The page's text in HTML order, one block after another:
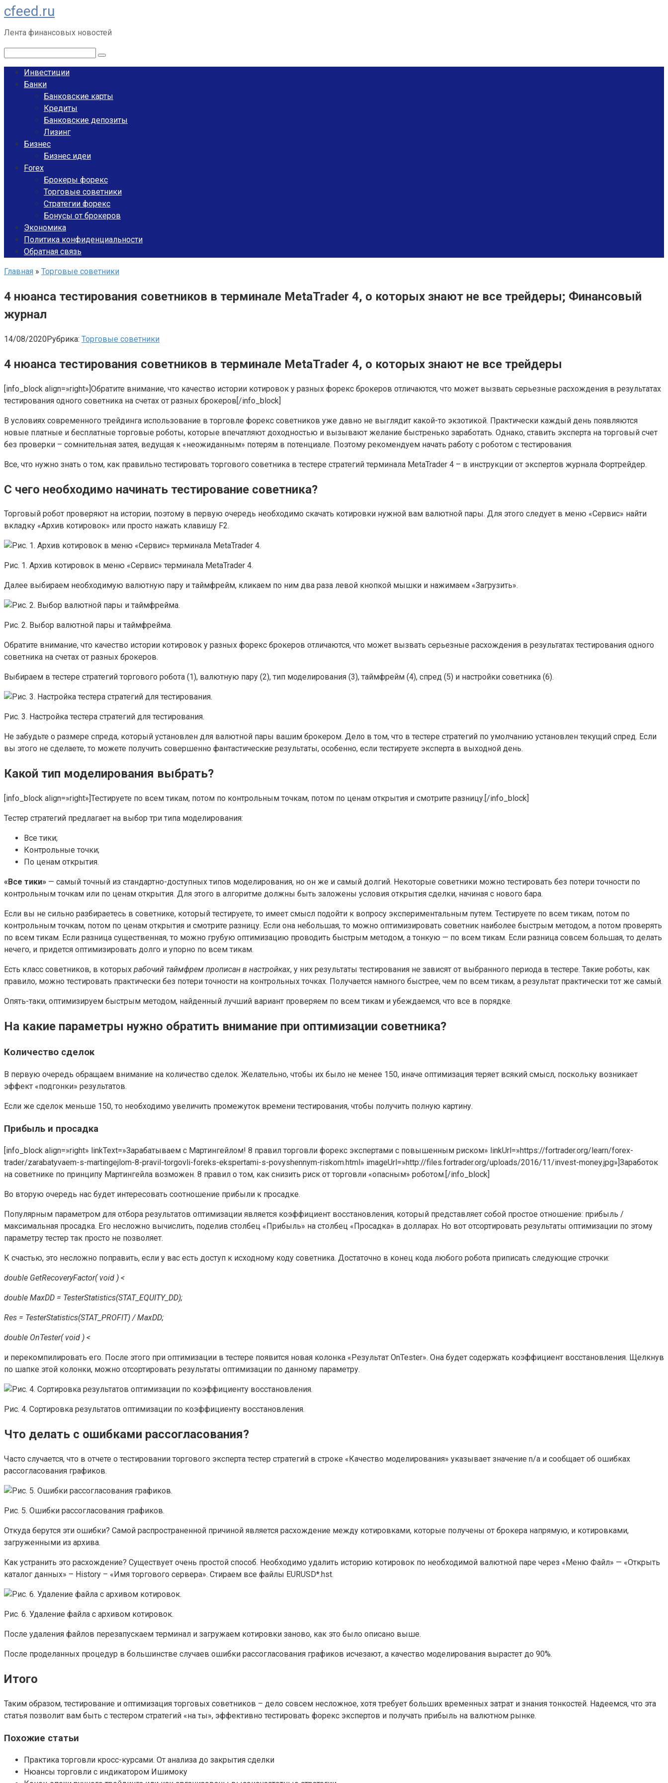
Перейти
к
контенту
cfeed.ru
Лента финансовых новостей
Инвестиции
Банки
Банковские карты
Кредиты
Банковские депозиты
Лизинг
Бизнес
Бизнес идеи
Forex
Брокеры форекс
Торговые советники
Стратегии форекс
Бонусы от брокеров
Экономика
Политика конфиденциальности
Обратная связь
Главная » Торговые советники
4 нюанса тестирования советников в терминале MetaTrader 4, о которых знают не все трейдеры; Финансовый
журнал
14/08/2020Рубрика: Торговые советники
4 нюанса тестирования советников в терминале MetaTrader 4, о которых знают не все трейдеры
[info_block align=»right»]Обратите внимание, что качество истории котировок у разных форекс брокеров отличаются, что может вызвать серьезные расхождения в результатах
тестирования одного советника на счетах от разных брокеров[/info_block]
В условиях современного трейдинга использование в торговле форекс советников уже давно не выглядит какой-то экзотикой. Практически каждый день появляются
новые платные и бесплатные торговые роботы, которые впечатляют доходностью и вызывают желание быстренько заработать. Однако, ставить эксперта на торговый счет
без проверки – сомнительная затея, ведущая к «неожиданным» потерям в потенциале. Поэтому рекомендуем начать работу с роботом с тестирования.
Все, что нужно знать о том, как правильно тестировать торгового советника в тестере стратегий терминала MetaTrader 4 – в инструкции от экспертов журнала Фортрейдер.
С чего необходимо начинать тестирование советника?
Торговый робот проверяют на истории, поэтому в первую очередь необходимо скачать котировки нужной вам валютной пары. Для этого следует в меню «Сервис» найти
вкладку «Архив котировок» или просто нажать клавишу F2.
Рис. 1. Архив котировок в меню «Сервис» терминала MetaTrader 4.
Далее выбираем необходимую валютную пару и таймфрейм, кликаем по ним два раза левой кнопкой мышки и нажимаем «Загрузить».
Рис. 2. Выбор валютной пары и таймфрейма.
Обратите внимание, что качество истории котировок у разных форекс брокеров отличаются, что может вызвать серьезные расхождения в результатах тестирования одного
советника на счетах от разных брокеров.
Выбираем в тестере стратегий торгового робота (1), валютную пару (2), тип моделирования (3), таймфрейм (4), спред (5) и настройки советника (6).
Рис. 3. Настройка тестера стратегий для тестирования.
Не забудьте о размере спреда, который установлен для валютной пары вашим брокером. Дело в том, что в тестере стратегий по умолчанию установлен текущий спред. Если
вы этого не сделаете, то можете получить совершенно фантастические результаты, особенно, если тестируете эксперта в выходной день.
Какой тип моделирования выбрать?
[info_block align=»right»]Тестируете по всем тикам, потом по контрольным точкам, потом по ценам открытия и смотрите разницу.[/info_block]
Тестер стратегий предлагает на выбор три типа моделирования:
Все тики;
Контрольные точки;
По ценам открытия.
«Все тики» — самый точный из стандартно-доступных типов моделирования, но он же и самый долгий. Некоторые советники можно тестировать без потери точности по
контрольным точкам или по ценам открытия. Для этого в алгоритме должны быть заложены условия открытия сделки, начиная с нового бара.
Если вы не сильно разбираетесь в советнике, который тестируете, то имеет смысл подойти к вопросу экспериментальным путем. Тестируете по всем тикам, потом по
контрольным точкам, потом по ценам открытия и смотрите разницу. Если она небольшая, то можно оптимизировать советник наиболее быстрым методом, а потом проверять
по всем тикам. Если разница существенная, то можно грубую оптимизацию проводить быстрым методом, а тонкую — по всем тикам. Если разница совсем большая, то делать
нечего, и придется оптимизировать долго и упорно по всем тикам.
Есть класс советников, в которых рабочий таймфрем прописан в настройках, у них результаты тестирования не зависят от выбранного периода в тестере. Такие роботы, как
правило, можно тестировать практически без потери точности на контрольных точках. Получается намного быстрее, чем по всем тикам, а результат практически тот же самый.
Опять-таки, оптимизируем быстрым методом, найденный лучший вариант проверяем по всем тикам и убеждаемся, что все в порядке.
На какие параметры нужно обратить внимание при оптимизации советника?
Количество сделок
В первую очередь обращаем внимание на количество сделок. Желательно, чтобы их было не менее 150, иначе оптимизация теряет всякий смысл, поскольку возникает
эффект «подгонки» результатов.
Если же сделок меньше 150, то необходимо увеличить промежуток времени тестирования, чтобы получить полную картину.
Прибыль и просадка
[info_block align=»right» linkText=»Зарабатываем с Мартингейлом! 8 правил торговли форекс экспертами с повышенным риском» linkUrl=»https://fortrader.org/learn/forex-
trader/zarabatyvaem-s-martingejlom-8-pravil-torgovli-foreks-ekspertami-s-povyshennym-riskom.html» imageUrl=»http://files.fortrader.org/uploads/2016/11/invest-money.jpg»]Заработок
на советнике по принципу Мартингейла возможен. 8 правил о том, как снизить риск от торговли «опасным» роботом.[/info_block]
Во вторую очередь нас будет интересовать соотношение прибыли к просадке.
Популярным параметром для отбора результатов оптимизации является коэффициент восстановления, который представляет собой простое отношение: прибыль /
максимальная просадка. Его несложно вычислить, поделив столбец «Прибыль» на столбец «Просадка» в долларах. Но вот отсортировать результаты оптимизации по этому
параметру тестер так просто не позволяет.
К счастью, это несложно поправить, если у вас есть доступ к исходному коду советника. Достаточно в конец кода любого робота приписать следующие строчки:
double GetRecoveryFactor( void ) <
double MaxDD = TesterStatistics(STAT_EQUITY_DD);
Res = TesterStatistics(STAT_PROFIT) / MaxDD;
double OnTester( void ) <
и перекомпилировать его. После этого при оптимизации в тестере появится новая колонка «Результат OnTester». Она будет содержать коэффициент восстановления. Щелкнув
по шапке этой колонки, можно отсортировать результаты оптимизации по данному параметру.
Рис. 4. Сортировка результатов оптимизации по коэффициенту восстановления.
Что делать с ошибками рассогласования?
Часто случается, что в отчете о тестировании торгового эксперта тестер стратегий в строке «Качество моделирования» указывает значение n/a и сообщает об ошибках
рассогласования графиков.
Рис. 5. Ошибки рассогласования графиков.
Откуда берутся эти ошибки? Самой распространенной причиной является расхождение между котировками, которые получены от брокера напрямую, и котировками,
загруженными из архива.
Как устранить это расхождение? Существует очень простой способ. Необходимо удалить историю котировок по необходимой валютной паре через «Меню Файл» — «Открыть
каталог данных» – History – «Имя торгового сервера». Стираем все файлы EURUSD*.hst.
Рис. 6. Удаление файла с архивом котировок.
После удаления файлов перезапускаем терминал и загружаем котировки заново, как это было описано выше.
После проделанных процедур в большинстве случаев ошибки рассогласования графиков исчезают, а качество моделирования вырастет до 90%.
Итого
Таким образом, тестирование и оптимизация торговых советников – дело совсем несложное, хотя требует больших временных затрат и знания тонкостей. Надеемся, что эта
статья позволит вам быть с тестером стратегий «на ты», эффективно тестировать форекс экспертов и получать прибыль на валютном рынке.
Похожие статьи
Практика торговли кросс-курсами. От анализа до закрытия сделки
Нюансы торговли с индикатором Ишимоку